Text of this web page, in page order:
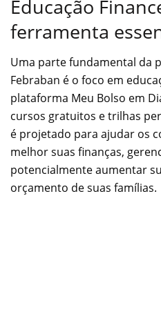
Educação
ferramenta
Uma parte fundamental da
Febraban é o foco em
plataforma Meu Bolso em
cursos gratuitos e trilhas
é projetado para ajudar os
melhor suas finanças,
potencialmente aumentar
orçamento de suas famílias.